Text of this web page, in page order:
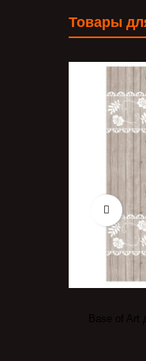
Товары
Base of Art